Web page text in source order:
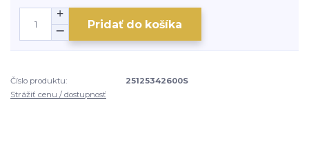
Pridať do košíka
Číslo produktu:
25125342600S
Strážiť cenu / dostupnosť